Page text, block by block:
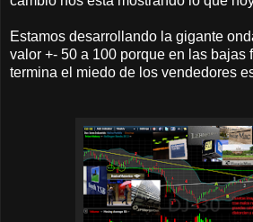
Estamos desarrollando la gigante
valor +- 50 a 100 porque en las bajas
termina el miedo de los vendedores